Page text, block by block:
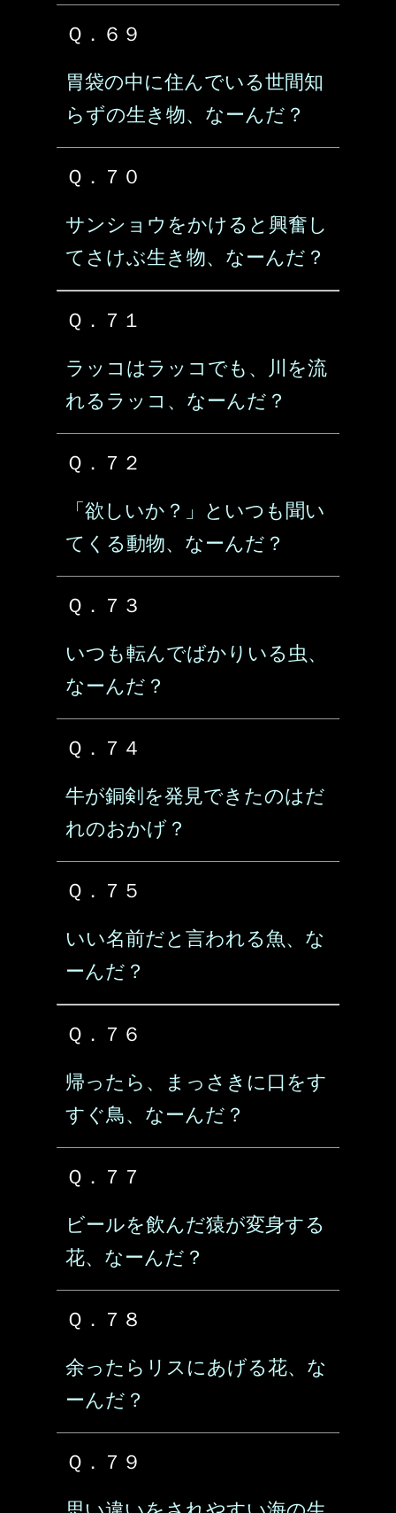
Ｑ．６９
胃袋の中に住んでいる世間知
らずの生き物、なーんだ？
Ｑ．７０
サンショウをかけると興奮し
てさけぶ生き物、なーんだ？
Ｑ．７１
ラッコはラッコでも、川を流
れるラッコ、なーんだ？
Ｑ．７２
「欲しいか？」といつも聞い
てくる動物、なーんだ？
Ｑ．７３
いつも転んでばかりいる虫、
なーんだ？
Ｑ．７４
牛が銅剣を発見できたのはだ
れのおかげ？
Ｑ．７５
いい名前だと言われる魚、な
ーんだ？
Ｑ．７６
帰ったら、まっさきに口をす
すぐ鳥、なーんだ？
Ｑ．７７
ビールを飲んだ猿が変身する
花、なーんだ？
Ｑ．７８
余ったらリスにあげる花、な
ーんだ？
Ｑ．７９